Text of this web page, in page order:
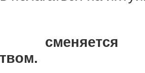
сменяется